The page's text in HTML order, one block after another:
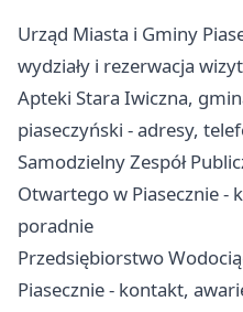
Urząd Miasta i Gminy
wydziały i rezerwacja wizyt
Apteki Stara Iwiczna,
piaseczyński - adresy,
Samodzielny Zespół
Otwartego w Piasecznie -
poradnie
Przedsiębiorstwo
Piasecznie - kontakt,